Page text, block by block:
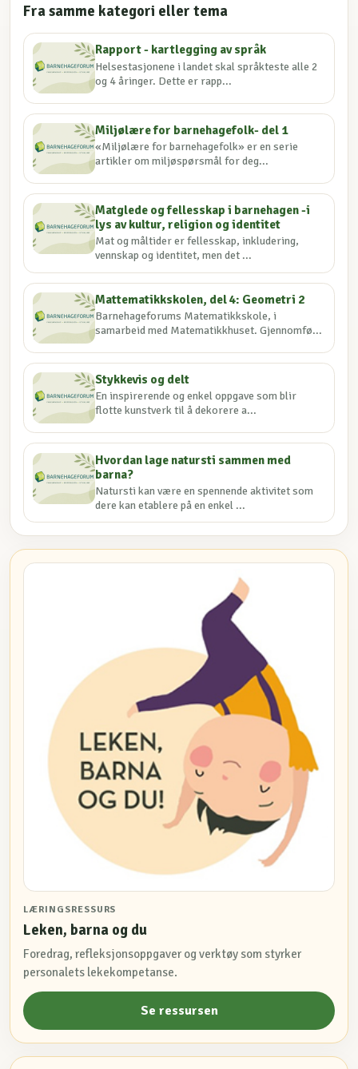
Fra samme kategori eller tema
Rapport - kartlegging av språk
Helsestasjonene i landet skal språkteste alle 2
og 4 åringer. Dette er rapp...
Miljølære for barnehagefolk- del 1
«Miljølære for barnehagefolk» er en serie
artikler om miljøspørsmål for deg...
Matglede og fellesskap i barnehagen -i
lys av kultur, religion og identitet
Mat og måltider er fellesskap, inkludering,
vennskap og identitet, men det ...
Mattematikkskolen, del 4: Geometri 2
Barnehageforums Matematikkskole, i
samarbeid med Matematikkhuset. Gjennomfø...
Stykkevis og delt
En inspirerende og enkel oppgave som blir
flotte kunstverk til å dekorere a...
Hvordan lage natursti sammen med
barna?
Natursti kan være en spennende aktivitet som
dere kan etablere på en enkel ...
LÆRINGSRESSURS
Leken, barna og du
Foredrag, refleksjonsoppgaver og verktøy som styrker
personalets lekekompetanse.
Se ressursen